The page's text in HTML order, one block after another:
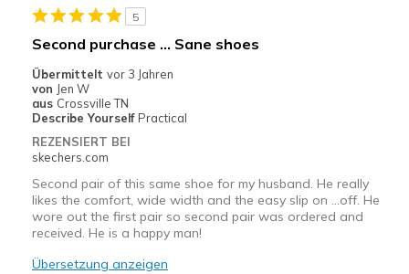
Casual Wear
Width
Sizing
View On Shoes
Shoes are for Wearing
5
Second purchase … Sane shoes
Übermittelt vor 3 Jahren
von Jen W
aus Crossville TN
Describe Yourself Practical
REZENSIERT BEI
skechers.com
Second pair of this same shoe for my husband. He really
likes the comfort, wide width and the easy slip on …off. He
wore out the first pair so second pair was ordered and
received. He is a happy man!
Übersetzung anzeigen